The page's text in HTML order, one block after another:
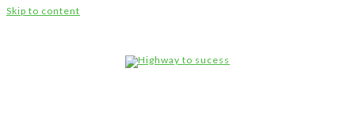
Skip to content